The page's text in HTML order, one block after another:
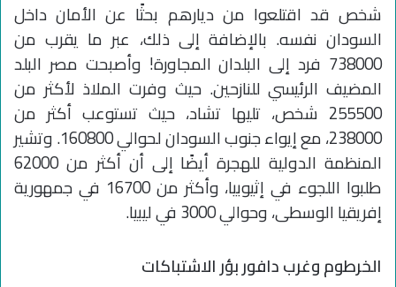
شخص قد اقتلعوا من ديارهم بحثًا عن الأمان داخل
السودان نفسه. بالإضافة إلى ذلك، عبر ما يقرب من
738000 فرد إلى البلدان المجاورة! وأصبحت مصر البلد
المضيف الرئيسي للنازحين. حيث وفرت الملاذ لأكثر من
255500 شخص، تليها تشاد، حيث تستوعب أكثر من
238000، مع إيواء جنوب السودان لحوالي 160800. وتشير
المنظمة الدولية للهجرة أيضًا إلى أن أكثر من 62000
طلبوا اللجوء في إثيوبيا، وأكثر من 16700 في جمهورية
إفريقيا الوسطى، وحوالي 3000 في ليبيا.
الخرطوم وغرب دافور بؤر الاشتباكات